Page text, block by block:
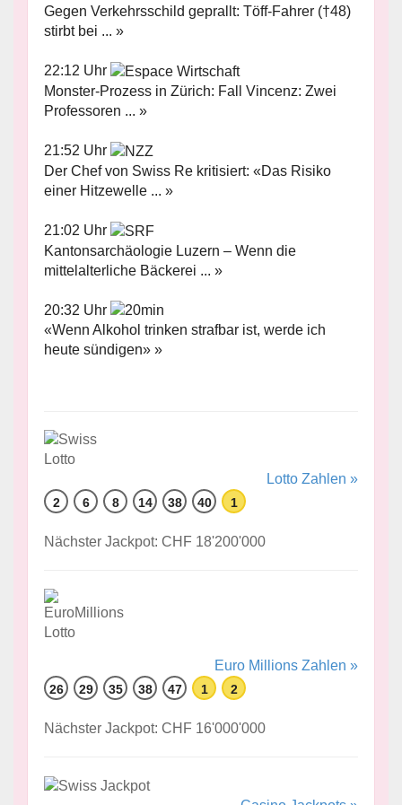
Gegen Verkehrsschild geprallt: Töff-Fahrer (†48)
stirbt bei ... »
22:12 Uhr
Monster-Prozess in Zürich: Fall Vincenz: Zwei
Professoren ... »
21:52 Uhr
Der Chef von Swiss Re kritisiert: «Das Risiko
einer Hitzewelle ... »
21:02 Uhr
Kantonsarchäologie Luzern – Wenn die
mittelalterliche Bäckerei ... »
20:32 Uhr
«Wenn Alkohol trinken strafbar ist, werde ich
heute sündigen» »
Lotto Zahlen »
2 6 8 14 38 40 1
Nächster Jackpot: CHF 18'200'000
Euro Millions Zahlen »
26 29 35 38 47 1 2
Nächster Jackpot: CHF 16'000'000